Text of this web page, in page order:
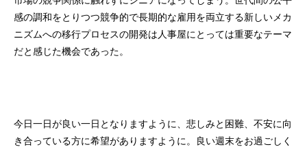
感の調和をとりつつ競争的で長期的な雇用を両立する新しいメカ
ニズムへの移行プロセスの開発は人事屋にとっては重要なテーマ
だと感じた機会であった。
今日一日が良い一日となりますように、悲しみと困難、不安に向
き合っている方に希望がありますように。良い週末をお過ごしく